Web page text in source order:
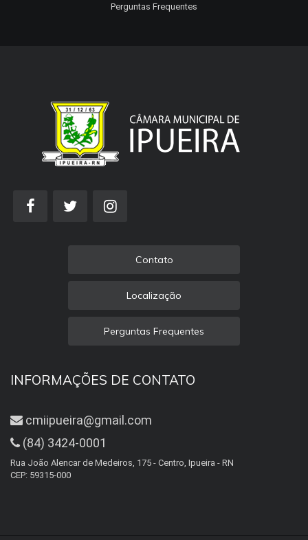
Perguntas Frequentes
Contato
Localização
Perguntas Frequentes
INFORMAÇÕES DE CONTATO
cmiipueira@gmail.com
(84) 3424-0001
Rua João Alencar de Medeiros, 175 - Centro, Ipueira - RN
CEP: 59315-000